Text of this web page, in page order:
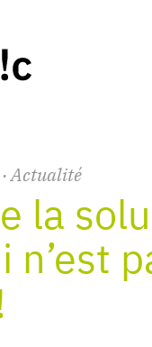
· Actualité
la